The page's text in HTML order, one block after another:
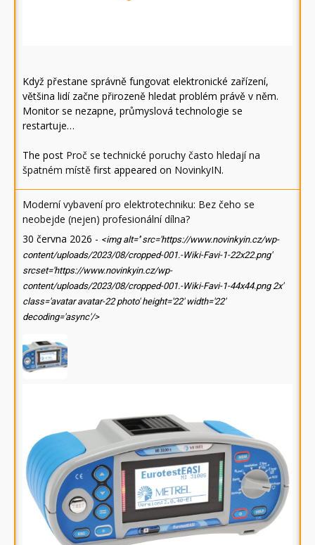
Když přestane správně fungovat elektronické zařízení,
většina lidí začne přirozeně hledat problém právě v něm.
Monitor se nezapne, průmyslová technologie se
restartuje…
The post Proč se technické poruchy často hledají na
špatném místě first appeared on NovinkyIN.
Moderní vybavení pro elektrotechniku: Bez čeho se
neobejde (nejen) profesionální dílna?
30 června 2026 - <img alt='' src='https://www.novinkyin.cz/wp-
content/uploads/2023/08/cropped-001.-Wiki-Favi-1-22x22.png'
srcset='https://www.novinkyin.cz/wp-
content/uploads/2023/08/cropped-001.-Wiki-Favi-1-44x44.png 2x'
class='avatar avatar-22 photo' height='22' width='22'
decoding='async'/>